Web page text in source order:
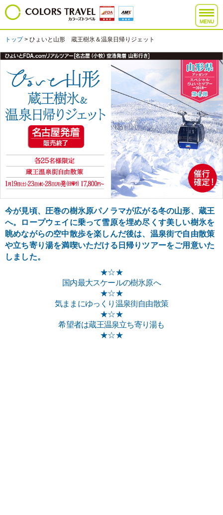
MENU
トップ> ひょいと山形 蔵王樹氷＆温泉日帰りジェット
今が見頃、圧巻の樹氷原パノラマが広がる冬の山形、蔵王
へ。ロープウェイに乗って雪原を埋め尽くす美しい樹氷を
眺めながらの空中散歩を楽しんだ後は、温泉街で自由散策
や立ち寄り湯を満喫いただける日帰りツアーをご用意いた
しました。
国内最大スケールの樹氷原へ
気ままにゆっくり温泉街自由散策
希望者は蔵王温泉立ち寄り湯も